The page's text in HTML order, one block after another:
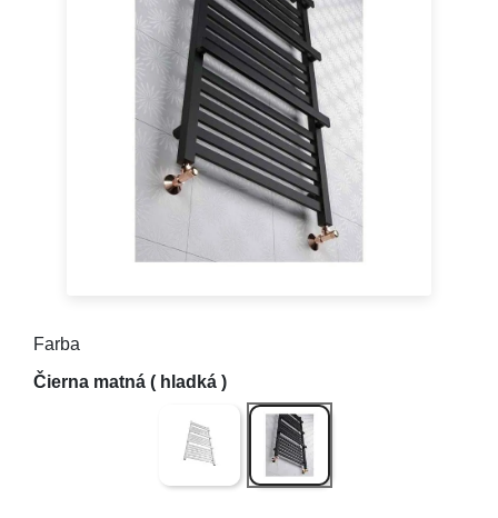
Farba
Biely lesk (hladký)Čierna matná ( hladká )